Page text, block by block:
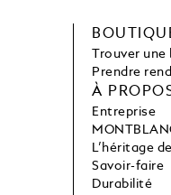
Trouver
Prendre
À
Entreprise
L’héritage
Savoir-faire
Durabilité